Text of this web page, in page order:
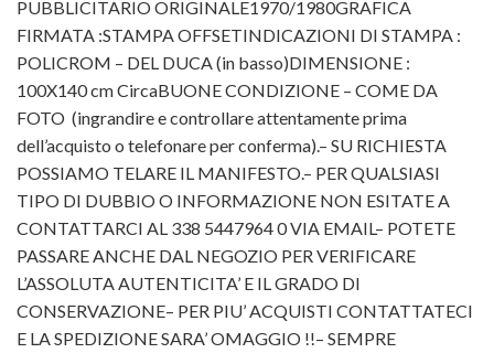
PUBBLICITARIO ORIGINALE1970/1980GRAFICA
FIRMATA :STAMPA OFFSETINDICAZIONI DI STAMPA :
POLICROM – DEL DUCA (in basso)DIMENSIONE :
100X140 cm CircaBUONE CONDIZIONE – COME DA
FOTO (ingrandire e controllare attentamente prima
dell’acquisto o telefonare per conferma).– SU RICHIESTA
POSSIAMO TELARE IL MANIFESTO.– PER QUALSIASI
TIPO DI DUBBIO O INFORMAZIONE NON ESITATE A
CONTATTARCI AL 338 5447964 0 VIA EMAIL– POTETE
PASSARE ANCHE DAL NEGOZIO PER VERIFICARE
L’ASSOLUTA AUTENTICITA’ E IL GRADO DI
CONSERVAZIONE– PER PIU’ ACQUISTI CONTATTATECI
E LA SPEDIZIONE SARA’ OMAGGIO !!– SEMPRE